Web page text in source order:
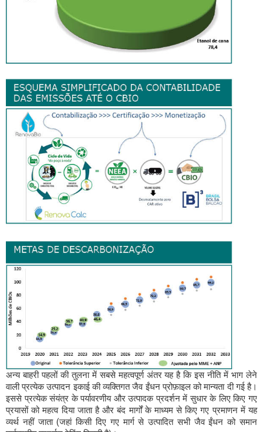
अन्य बाहरी पहलों की तुलना में सबसे महत्वपूर्ण अंतर यह है कि इस नीति में भाग लेने
वाली प्रत्येक उत्पादन इकाई की व्यक्तिगत जैव ईंधन प्रोफ़ाइल को मान्यता दी गई है।
इससे प्रत्येक संयंत्र के पर्यावरणीय और उत्पादक प्रदर्शन में सुधार के लिए किए गए
प्रयासों को महत्व दिया जाता है और बंद मार्गों के माध्यम से किए गए प्रमाणन में यह
व्यर्थ नहीं जाता (जहां किसी दिए गए मार्ग से उत्पादित सभी जैव ईंधन को समान